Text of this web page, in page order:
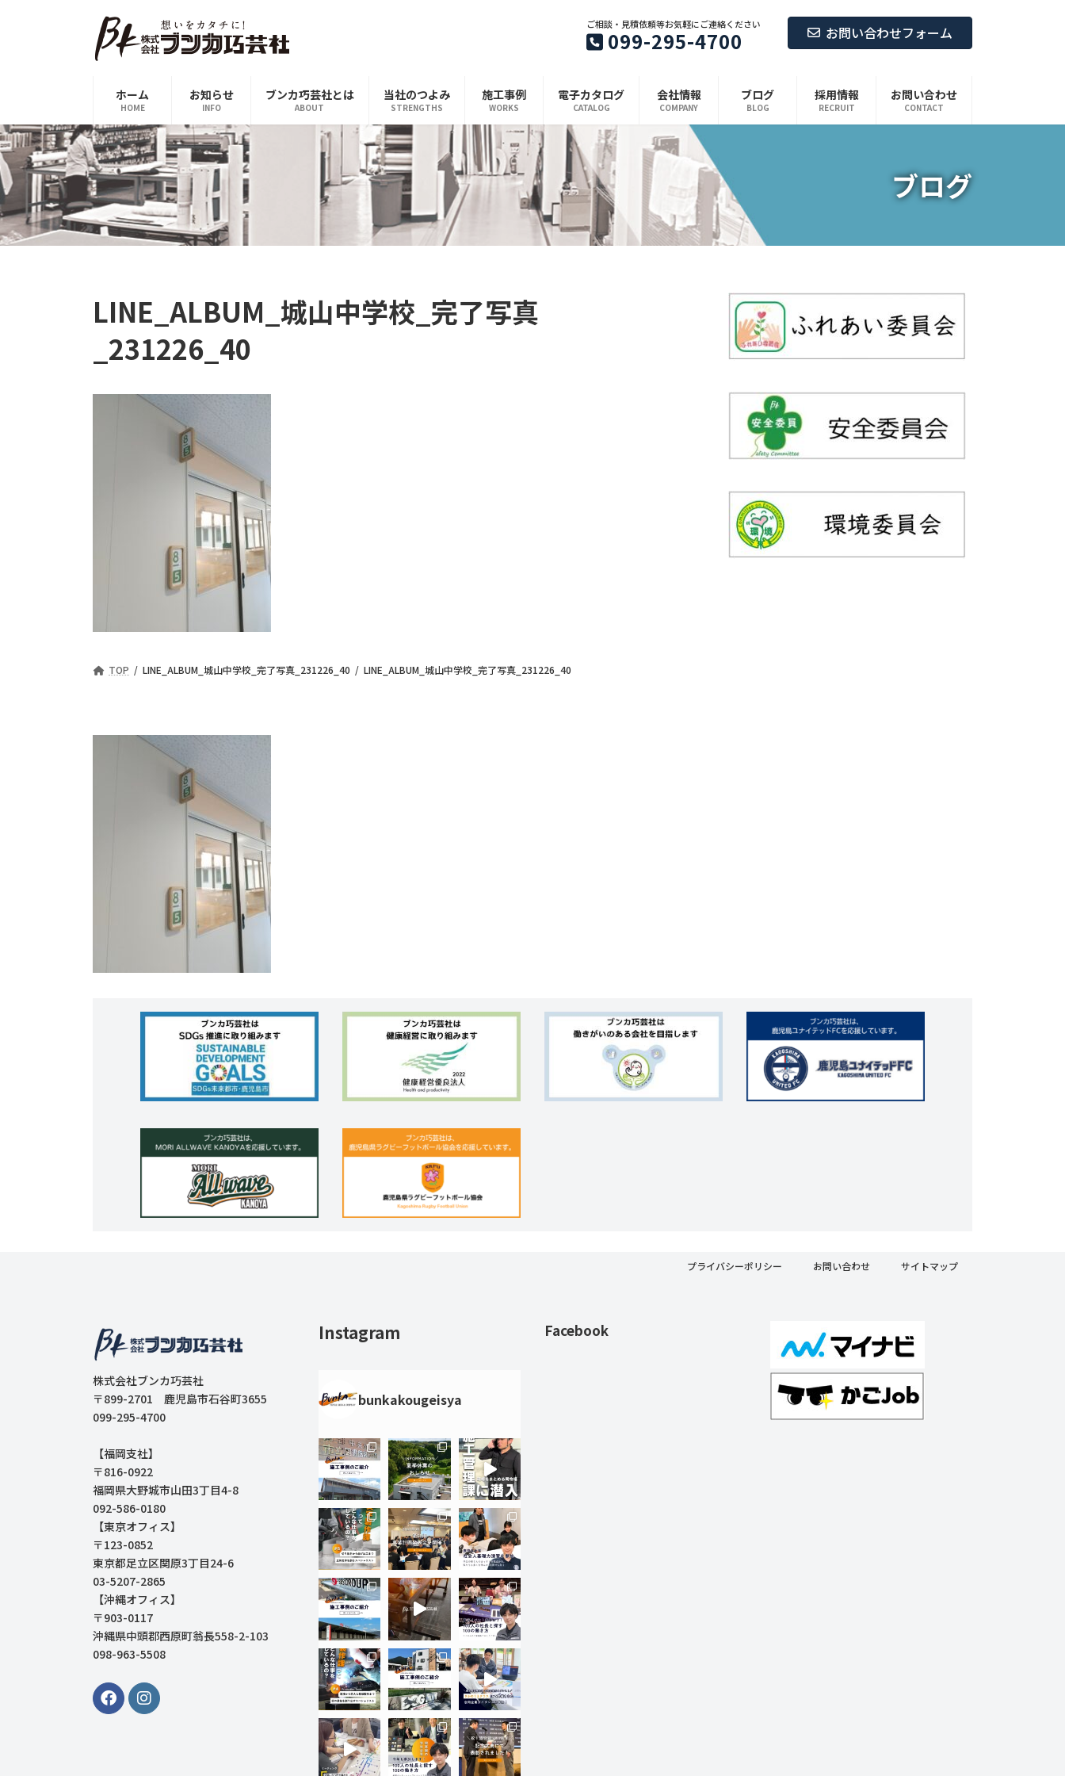
ス
キ
ッ
プ
ン
に
移
動
ご相談・見積依頼等お気軽にご連絡ください
099-295-4700 お問い合わせフォーム
ホーム
HOME
お知らせ
INFO
ブンカ巧芸社とは
ABOUT
当社のつよみ
STRENGTHS
施工事例
WORKS
電子カタログ
CATALOG
会社情報
COMPANY
ブログ
BLOG
採用情報
RECRUIT
お問い合わせ
CONTACT
ブログ
LINE_ALBUM_城山中学校_完了写真
_231226_40
TOP LINE_ALBUM_城山中学校_完了写真_231226_40 LINE_ALBUM_城山中学校_完了写真_231226_40
プライバシーポリシー お問い合わせ サイトマップ
株式会社ブンカ巧芸社
〒899-2701 鹿児島市石谷町3655
099-295-4700
【福岡支社】
〒816-0922
福岡県大野城市山田3丁目4-8
092-586-0180
【東京オフィス】
〒123-0852
東京都足立区関原3丁目24-6
03-5207-2865
【沖縄オフィス】
〒903-0117
沖縄県中頭郡西原町翁長558-2-103
098-963-5508
Instagram
bunkakougeisya
Facebook